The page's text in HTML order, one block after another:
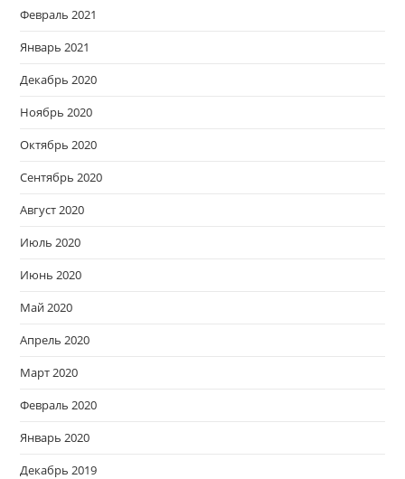
Февраль 2021
Январь 2021
Декабрь 2020
Ноябрь 2020
Октябрь 2020
Сентябрь 2020
Август 2020
Июль 2020
Июнь 2020
Май 2020
Апрель 2020
Март 2020
Февраль 2020
Январь 2020
Декабрь 2019